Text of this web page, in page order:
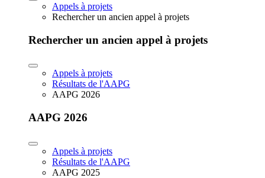
Appels à projets
Rechercher un ancien appel à projets
Rechercher un ancien appel à projets
Appels à projets
Résultats de l'AAPG
AAPG 2026
AAPG 2026
Appels à projets
Résultats de l'AAPG
AAPG 2025